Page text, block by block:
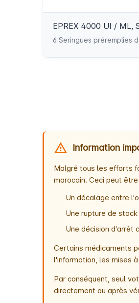
EPREX 4000 UI / ML,
6 Seringues préremplies
Information
Malgré tous les efforts
marocain. Ceci peut
Un décalage entre
Une rupture de
Une décision d'arrêt
Certains médicaments
l'information, les mises
Par conséquent, seul
directement ou après